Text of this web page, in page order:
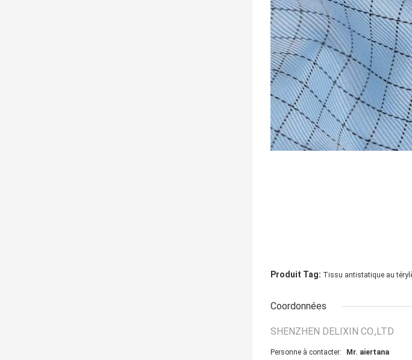
Produit Tag: Tissu antistatique au
Coordonnées
SHENZHEN DELIXIN CO.,LTD
Personne à contacter: Mr. aiertana